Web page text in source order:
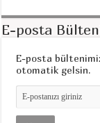
E-posta
E-posta
otomatik gelsin.